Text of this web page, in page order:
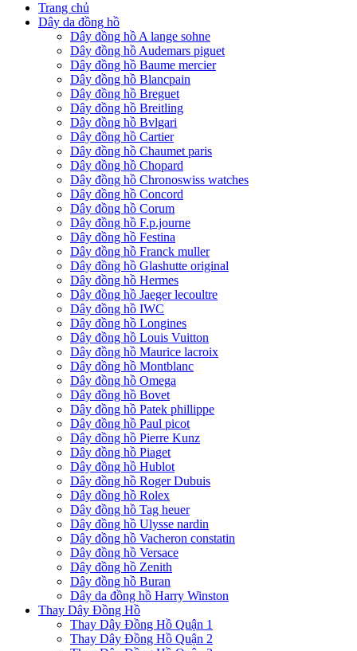
Trang chủ
Dây da đồng hồ
Dây đồng hồ A lange sohne
Dây đồng hồ Audemars piguet
Dây đồng hồ Baume mercier
Dây đồng hồ Blancpain
Dây đồng hồ Breguet
Dây đồng hồ Breitling
Dây đồng hồ Bvlgari
Dây đồng hồ Cartier
Dây đồng hồ Chaumet paris
Dây đồng hồ Chopard
Dây đồng hồ Chronoswiss watches
Dây đồng hồ Concord
Dây đồng hồ Corum
Dây đồng hồ F.p.journe
Dây đồng hồ Festina
Dây đồng hồ Franck muller
Dây đồng hồ Glashutte original
Dây đồng hồ Hermes
Dây đồng hồ Jaeger lecoultre
Dây đồng hồ IWC
Dây đồng hồ Longines
Dây đồng hồ Louis Vuitton
Dây đồng hồ Maurice lacroix
Dây đồng hồ Montblanc
Dây đồng hồ Omega
Dây đồng hồ Bovet
Dây đồng hồ Patek phillippe
Dây đồng hồ Paul picot
Dây đồng hồ Pierre Kunz
Dây đồng hồ Piaget
Dây đồng hồ Hublot
Dây đồng hồ Roger Dubuis
Dây đồng hồ Rolex
Dây đồng hồ Tag heuer
Dây đồng hồ Ulysse nardin
Dây đồng hồ Vacheron constatin
Dây đồng hồ Versace
Dây đồng hồ Zenith
Dây đồng hồ Buran
Dây da đồng hồ Harry Winston
Thay Dây Đồng Hồ
Thay Dây Đồng Hồ Quận 1
Thay Dây Đồng Hồ Quận 2